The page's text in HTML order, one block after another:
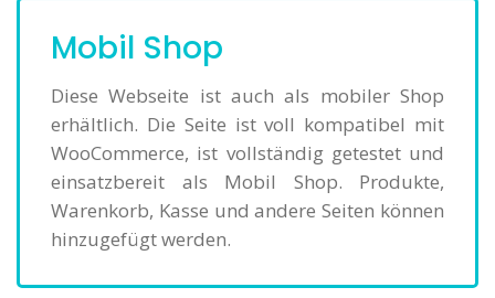
Mobil Shop
Diese Webseite ist auch als mobiler Shop
erhältlich. Die Seite ist voll kompatibel mit
WooCommerce, ist vollständig getestet und
einsatzbereit als Mobil Shop. Produkte,
Warenkorb, Kasse und andere Seiten können
hinzugefügt werden.